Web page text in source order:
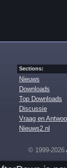
Sections:
Nieuws
Downloads
Top Downloads
Discussie
Vraag en
Nieuws2.nl
© 1999-2026